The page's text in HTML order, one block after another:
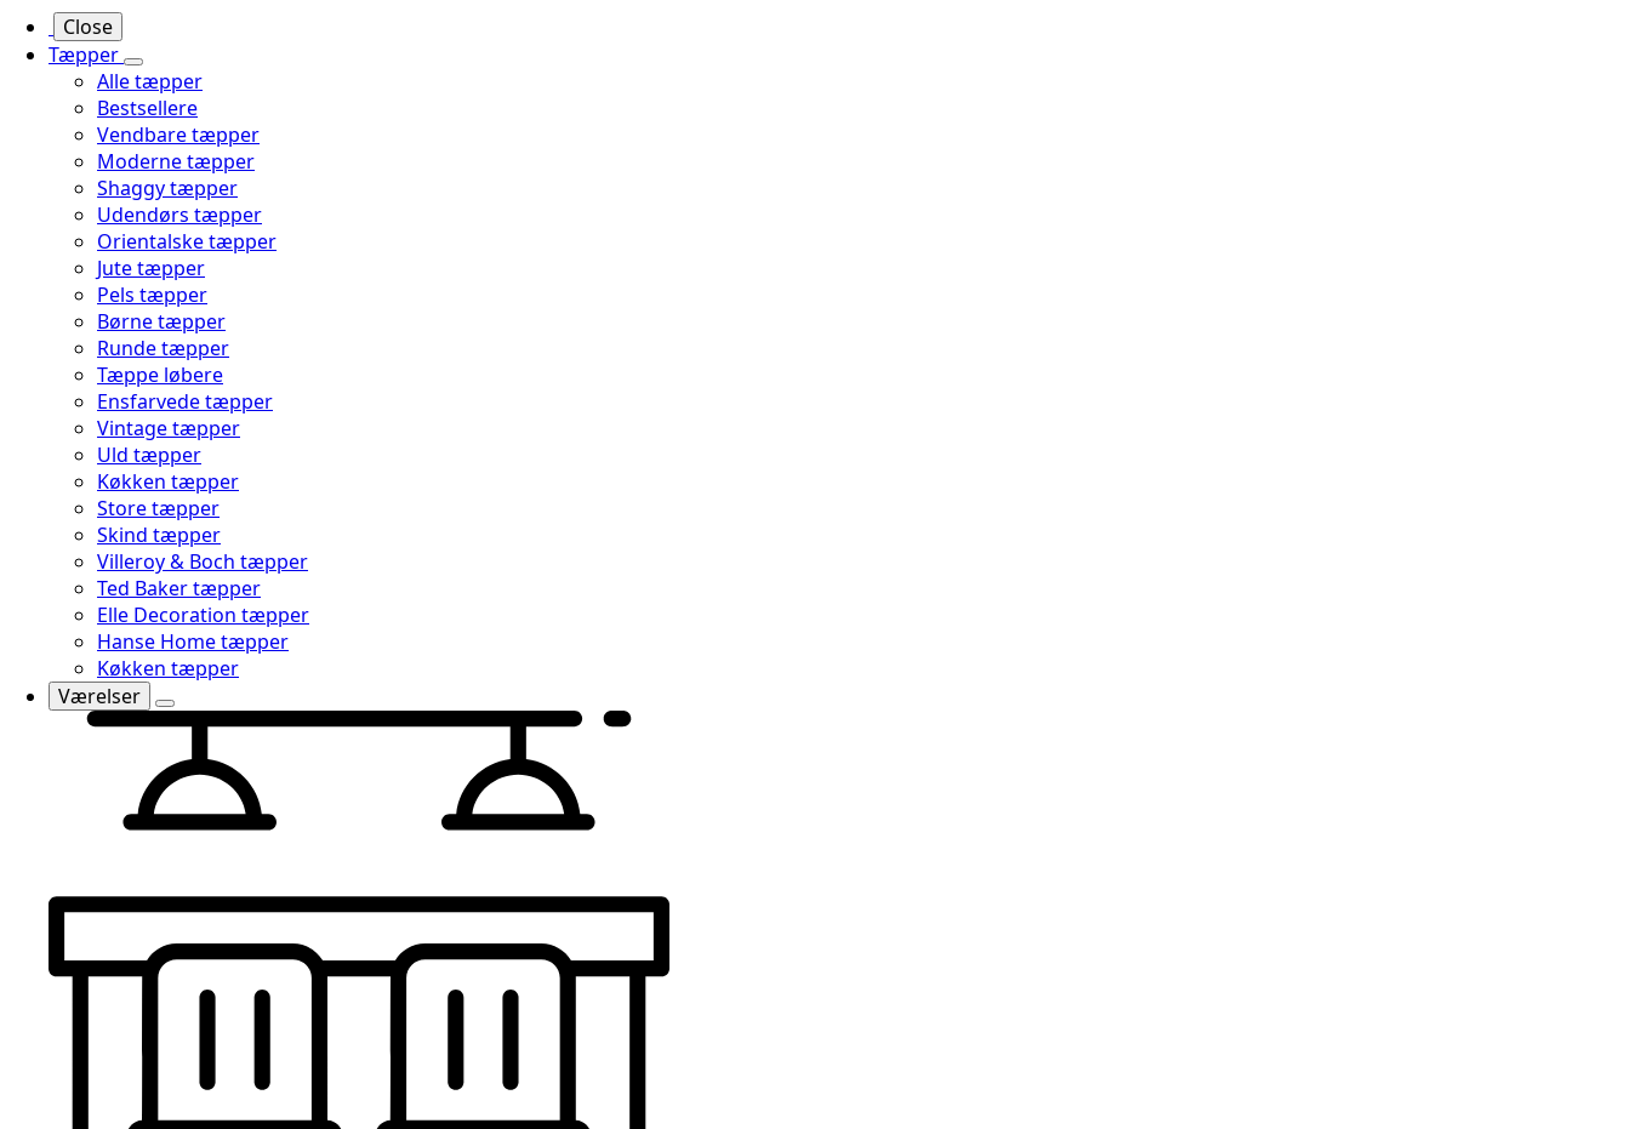
Close
Tæpper
Alle tæpper
Bestsellere
Vendbare tæpper
Moderne tæpper
Shaggy tæpper
Udendørs tæpper
Orientalske tæpper
Jute tæpper
Pels tæpper
Børne tæpper
Runde tæpper
Tæppe løbere
Ensfarvede tæpper
Vintage tæpper
Uld tæpper
Køkken tæpper
Store tæpper
Skind tæpper
Villeroy & Boch tæpper
Ted Baker tæpper
Elle Decoration tæpper
Hanse Home tæpper
Køkken tæpper
Værelser